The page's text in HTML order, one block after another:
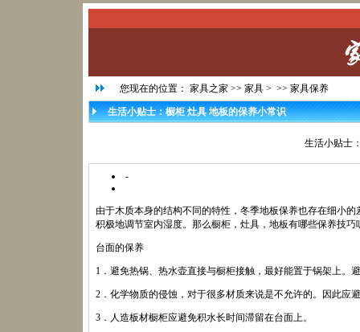
您现在的位置： 家具之家 >> 家具 > >> 家具保养
生活小贴士：橱柜 灶具 地板的保养小常识
生活小贴士
-
由于木质本身的结构不同的特性，冬季地板保养也存在细小
积极地调节室内湿度。那么橱柜，灶具，地板有哪些保养技巧
台面的保养
1．避免热锅、热水壶直接与橱柜接触，最好能置于锅架上。
2．化学物质的侵蚀，对于很多材质来说是不允许的。因此应
3．人造板材橱柜应避免积水长时间滞留在台面上。